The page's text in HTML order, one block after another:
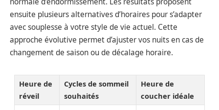
ensuite plusieurs alternatives d’horaires pour s’adapter
avec souplesse à votre style de vie actuel. Cette
approche évolutive permet d’ajuster vos nuits en cas de
changement de saison ou de décalage horaire.
Heure de
réveil
Cycles de sommeil
souhaités
Heure de
coucher idéale